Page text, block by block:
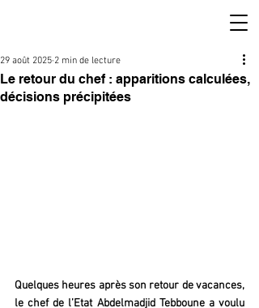
Le retour du chef : apparitions calculées,
décisions précipitées
29 août 2025 2 min de lecture
Quelques heures après son retour de vacances,
le chef de l’Etat Abdelmadjid Tebboune a voulu